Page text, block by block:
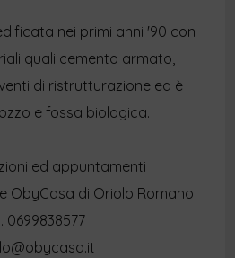
nei primi anni '90 con
quali cemento armato,
di ristrutturazione ed è
e fossa biologica.
ed appuntamenti
ObyCasa di Oriolo Romano
0699838577